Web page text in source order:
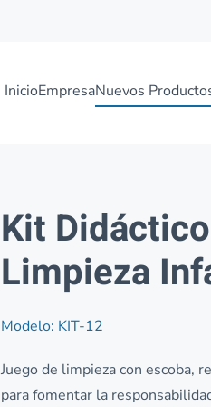
InicioEmpresaNuevos
Kit
Limpieza
Modelo: KIT-12
Juego de limpieza con escoba,
para fomentar la